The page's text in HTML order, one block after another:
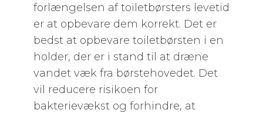
forlængelsen af toiletbørsters levetid
er at opbevare dem korrekt. Det er
bedst at opbevare toiletbørsten i en
holder, der er i stand til at dræne
vandet væk fra børstehovedet. Det
vil reducere risikoen for
bakterievækst og forhindre, at